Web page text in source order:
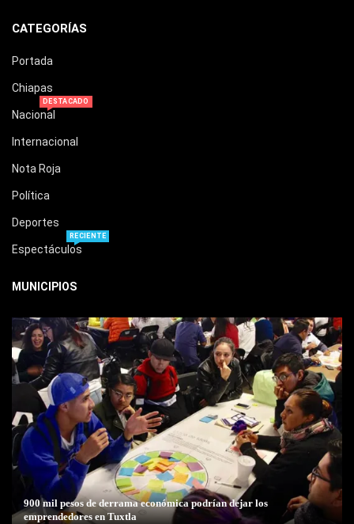
CATEGORÍAS
Portada
Chiapas
Nacional
DESTACADO
Internacional
Nota Roja
Política
Deportes
Espectáculos
RECIENTE
MUNICIPIOS
900 mil pesos de derrama económica podrían dejar los
emprendedores en Tuxtla